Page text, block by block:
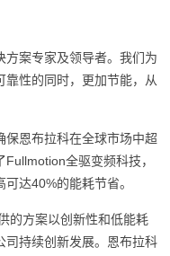
方案专家及领导者。我们为
性的同时，更加节能，从
保恩布拉科在全球市场中超
全驱变频科技，
达40%的能耗节省。
的方案以创新性和低能耗
司持续创新发展。恩布拉科